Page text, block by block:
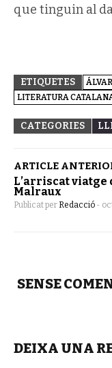
que tinguin al
ETIQUETES
LITERATURA
CATEGORIES
ARTICLE
L’arriscat viatge
Malraux
Publicat per Redacció -
SENSE
DEIXA UNA